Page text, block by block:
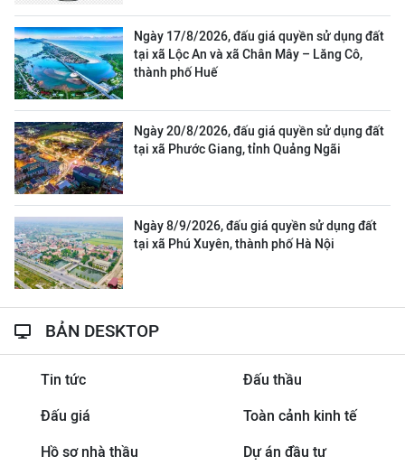
Ngày 17/8/2026, đấu giá quyền sử dụng đất
tại xã Lộc An và xã Chân Mây – Lăng Cô,
thành phố Huế
Ngày 20/8/2026, đấu giá quyền sử dụng đất
tại xã Phước Giang, tỉnh Quảng Ngãi
Ngày 8/9/2026, đấu giá quyền sử dụng đất
tại xã Phú Xuyên, thành phố Hà Nội
BẢN DESKTOP
Tin tức Đấu thầu
Đấu giá Toàn cảnh kinh tế
Hồ sơ nhà thầu Dự án đầu tư